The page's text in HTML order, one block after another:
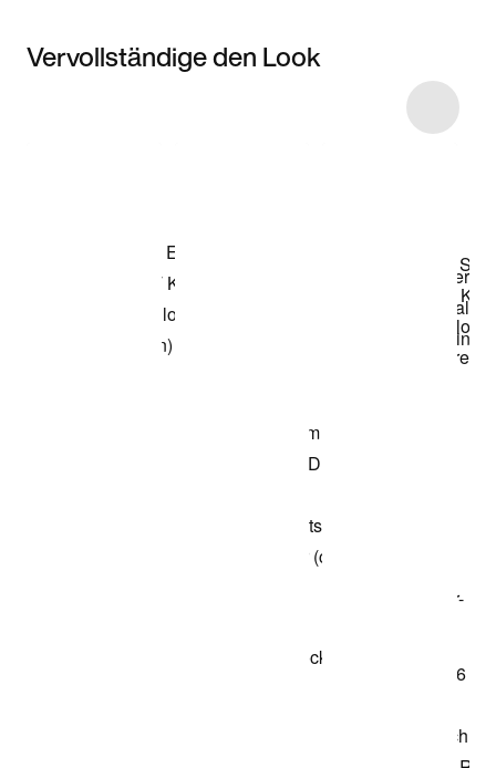
Vervollständige den Look